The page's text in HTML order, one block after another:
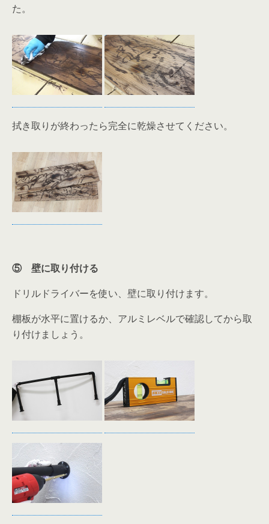
た。
拭き取りが終わったら完全に乾燥させてください。
⑤ 壁に取り付ける
ドリルドライバーを使い、壁に取り付けます。
棚板が水平に置けるか、アルミレベルで確認してから取
り付けましょう。